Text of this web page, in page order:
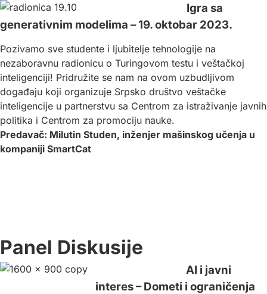
Igra sa
generativnim modelima – 19. oktobar 2023.
Pozivamo sve studente i ljubitelje tehnologije na
nezaboravnu radionicu o Turingovom testu i veštačkoj
inteligenciji! Pridružite se nam na ovom uzbudljivom
događaju koji organizuje Srpsko društvo veštačke
inteligencije u partnerstvu sa Centrom za istraživanje javnih
politika i Centrom za promociju nauke.
Predavač: Milutin Studen, inženjer mašinskog učenja u
kompaniji SmartCat
Panel Diskusije
AI i javni
interes – Dometi i ograničenja